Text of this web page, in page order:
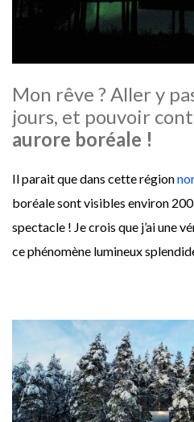
Mon rêve ? Aller y
jours, et pouvoir
aurore boréale !
Il parait que dans cette région
boréale sont visibles environ
spectacle ! Je crois que j’ai une
ce phénomène lumineux